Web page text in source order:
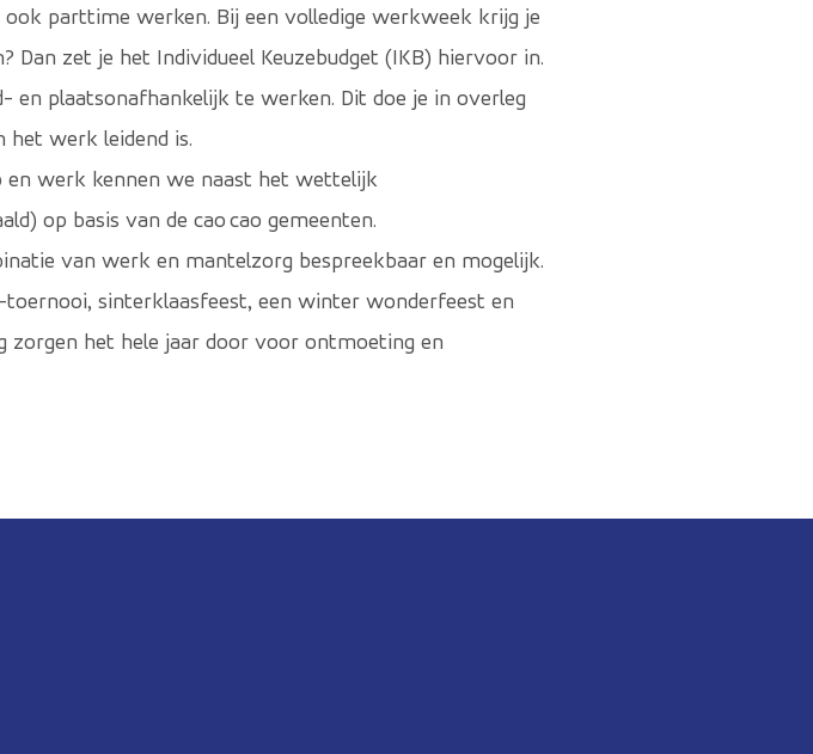
parttime werken. Bij een volledige werkweek krijg je
Dan zet je het Individueel Keuzebudget (IKB) hiervoor in.
plaatsonafhankelijk te werken. Dit doe je in overleg
het werk leidend is.
en werk kennen we naast het wettelijk
op basis van de cao cao gemeenten.
van werk en mantelzorg bespreekbaar en mogelijk.
sinterklaasfeest, een winter wonderfeest en
zorgen het hele jaar door voor ontmoeting en